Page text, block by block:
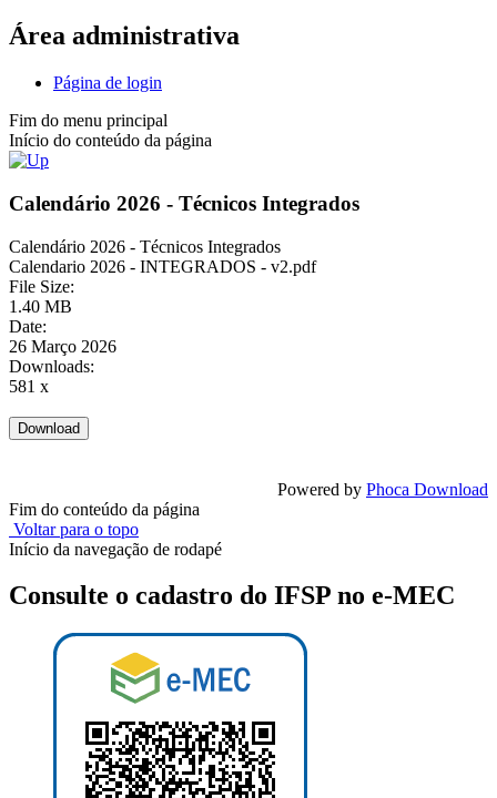
Área administrativa
Página de login
Fim do menu principal
Início do conteúdo da página
Calendário 2026 - Técnicos Integrados
Calendário 2026 - Técnicos Integrados
Calendario 2026 - INTEGRADOS - v2.pdf
File Size:
1.40 MB
Date:
26 Março 2026
Downloads:
581 x
Powered by Phoca Download
Fim do conteúdo da página
Voltar para o topo
Início da navegação de rodapé
Consulte o cadastro do IFSP no e-MEC